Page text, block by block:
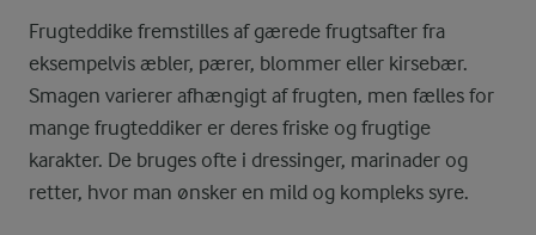
Frugteddike fremstilles af gærede frugtsafter fra
eksempelvis æbler, pærer, blommer eller kirsebær.
Smagen varierer afhængigt af frugten, men fælles for
mange frugteddiker er deres friske og frugtige
karakter. De bruges ofte i dressinger, marinader og
retter, hvor man ønsker en mild og kompleks syre.